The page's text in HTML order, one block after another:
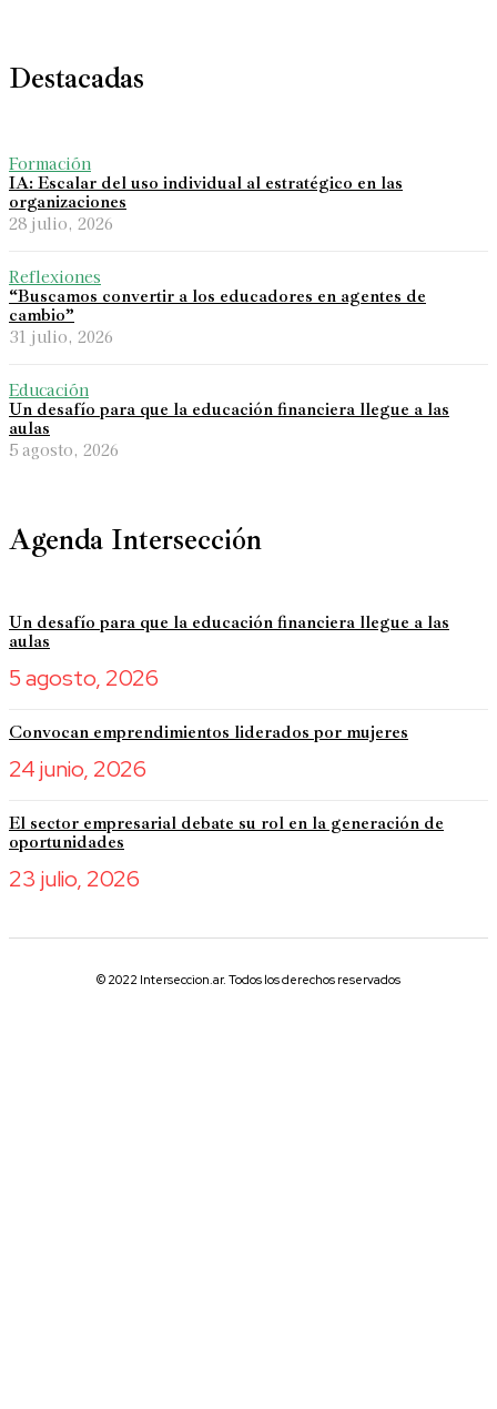
Destacadas
Formación
IA: Escalar del uso individual al estratégico en las
organizaciones
28 julio, 2026
Reflexiones
“Buscamos convertir a los educadores en agentes de
cambio”
31 julio, 2026
Educación
Un desafío para que la educación financiera llegue a las
aulas
5 agosto, 2026
Agenda Intersección
Un desafío para que la educación financiera llegue a las
aulas
5 agosto, 2026
Convocan emprendimientos liderados por mujeres
24 junio, 2026
El sector empresarial debate su rol en la generación de
oportunidades
23 julio, 2026
© 2022 Interseccion.ar. Todos los derechos reservados